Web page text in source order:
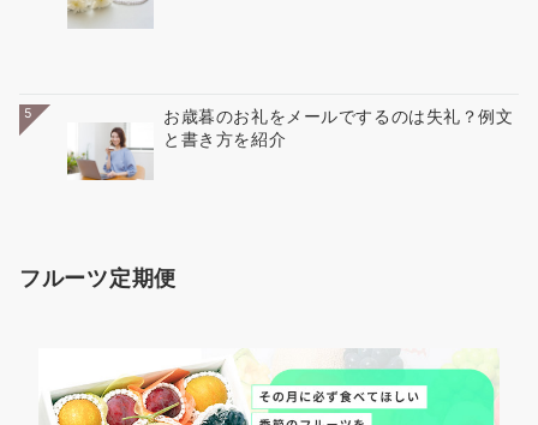
5
お歳暮のお礼をメールでするのは失礼？例文
と書き方を紹介
フルーツ定期便